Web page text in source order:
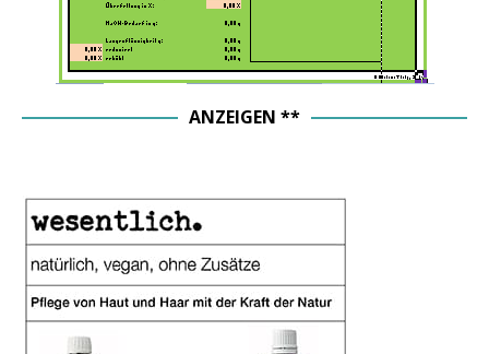
ANZEIGEN **